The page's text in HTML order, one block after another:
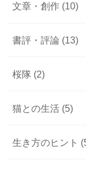
文章・創作 (10)
書評・評論 (13)
桜隊 (2)
猫との生活 (5)
生き方のヒント